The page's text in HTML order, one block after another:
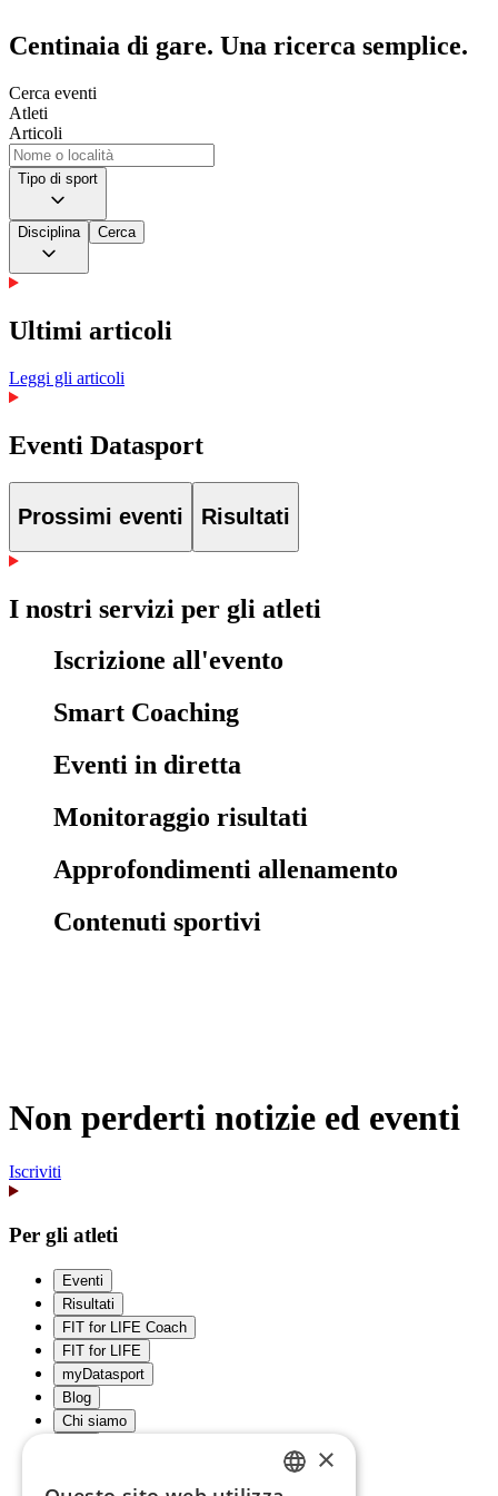
Centinaia di gare. Una ricerca semplice.
Cerca eventi
Atleti
Articoli
Tipo di sport
Disciplina Cerca
Ultimi articoli
Leggi gli articoli
Eventi Datasport
Prossimi eventi Risultati
I nostri servizi per gli atleti
Iscrizione all'evento
Smart Coaching
Eventi in diretta
Monitoraggio risultati
Approfondimenti allenamento
Contenuti sportivi
Non perderti notizie ed eventi
Iscriviti
Per gli atleti
Eventi
Risultati
FIT for LIFE Coach
FIT for LIFE
myDatasport
Blog
Chi siamo
×